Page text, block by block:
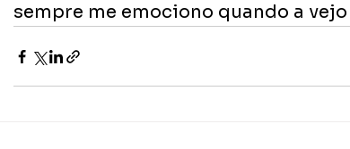
sempre me emociono quando a vejo